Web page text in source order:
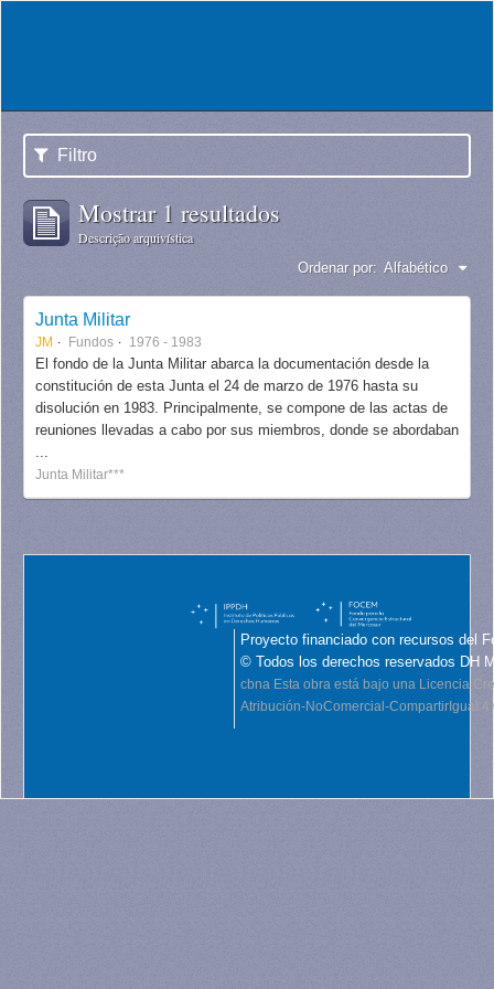
Filtro
Mostrar 1 resultados
Descrição arquivística
Ordenar por: Alfabético
Junta Militar
JM Fundos 1976 - 1983
El fondo de la Junta Militar abarca la documentación desde la
constitución de esta Junta el 24 de marzo de 1976 hasta su
disolución en 1983. Principalmente, se compone de las actas de
reuniones llevadas a cabo por sus miembros, donde se abordaban
...
Junta Militar***
Proyecto financiado con recursos del
© Todos los derechos reservados DH
cbna Esta obra está bajo una Licencia
Atribución-NoComercial-CompartirIgual